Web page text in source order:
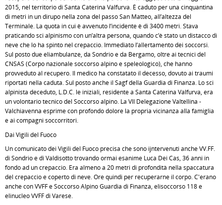
2015, nel territorio di Santa Caterina Valfurva. È caduto per una cinquantina
di metri in un dirupo nella zona del passo San Matteo, all’altezza del
Terminale. La quota in cui è avvenuto l’incidente è di 3400 metri. Stava
praticando sci alpinismo con un’altra persona, quando c’è stato un distacco di
neve che lo ha spinto nel crepaccio. Immediato l’allertamento dei soccorsi.
Sul posto due eliambulanze, da Sondrio e da Bergamo, oltre ai tecnici del
CNSAS (Corpo nazionale soccorso alpino e speleologico), che hanno
provveduto al recupero. Il medico ha constatato il decesso, dovuto ai traumi
riportati nella caduta. Sul posto anche il Sagf della Guardia di Finanza. Lo sci
alpinista deceduto, L.D.C. le iniziali, residente a Santa Caterina Valfurva, era
un volontario tecnico del Soccorso alpino. La VII Delegazione Valtellina -
Valchiavenna esprime con profondo dolore la propria vicinanza alla famiglia
e ai compagni soccorritori.
Dai Vigili del Fuoco
Un comunicato dei Vigili del Fuoco precisa che sono ijntervenuti anche VV.FF.
di Sondrio e di Valdisotto trovando ormai esanime Luca Dei Cas, 36 anni in
fondo ad un crepaccio. Era almeno a 20 metri di profondità nella spaccatura
del crepaccio e coperto di neve. Ore quindi per recuperarne il corpo. C'erano
anche con VVFF e Soccorso Alpino Guardia di Finanza, elisoccorso 118 e
elinucleo VVFF di Varese.